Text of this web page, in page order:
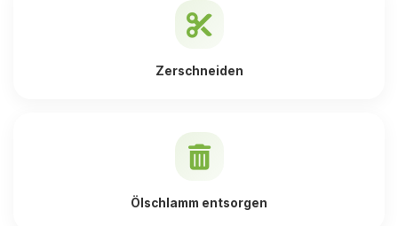
Zerschneiden
Ölschlamm entsorgen